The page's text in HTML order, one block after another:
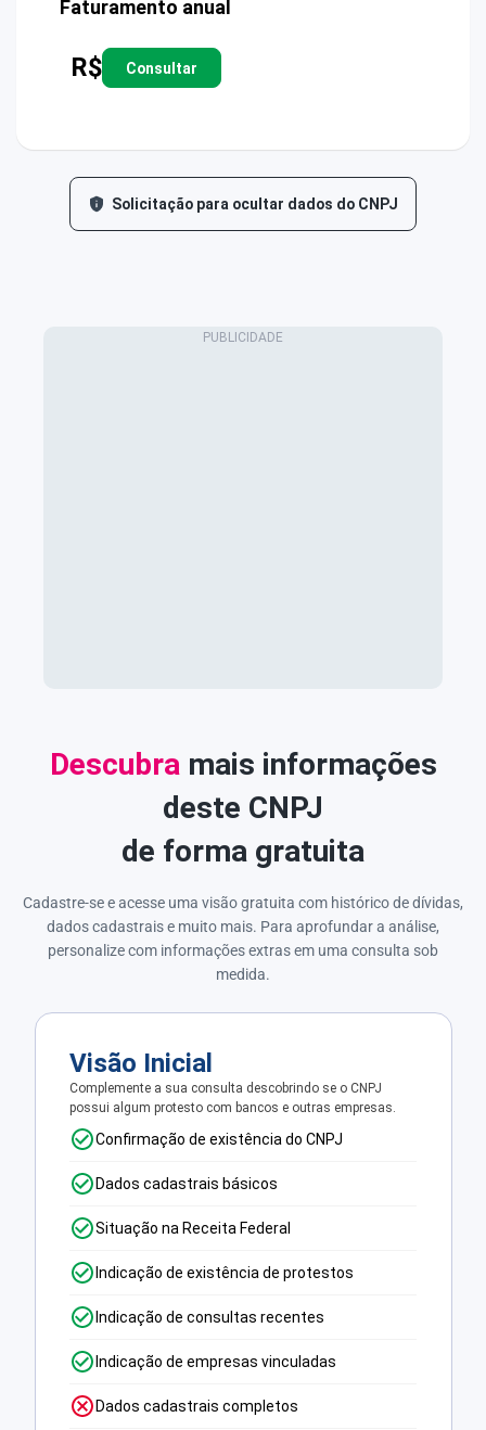
Faturamento anual
R$ Consultar
Solicitação para ocultar dados do CNPJ
Descubramais informações
deste CNPJ
de forma gratuita
Cadastre-se e acesse uma visão gratuita com histórico de dívidas,
dados cadastrais e muito mais. Para aprofundar a análise,
personalize com informações extras em uma consulta sob
medida.
Visão Inicial
Complemente a sua consulta descobrindo se o CNPJ
possui algum protesto com bancos e outras empresas.
Confirmação de existência do CNPJ
Dados cadastrais básicos
Situação na Receita Federal
Indicação de existência de protestos
Indicação de consultas recentes
Indicação de empresas vinculadas
Dados cadastrais completos